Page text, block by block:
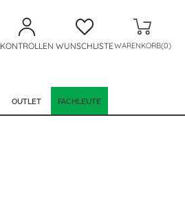
KONTROLLEN WUNSCHLISTEWARENKORB(0)
OUTLET FACHLEUTE